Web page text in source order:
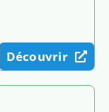
Découvrir